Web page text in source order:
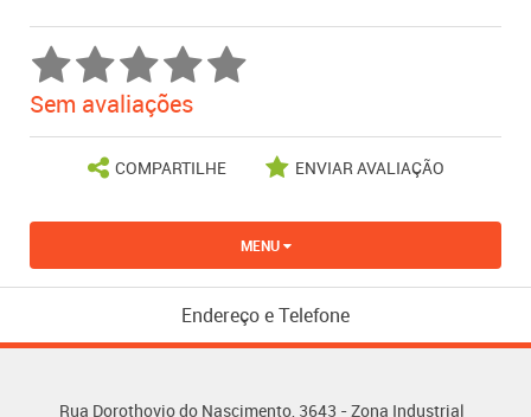
Sem avaliações
COMPARTILHE ENVIAR AVALIAÇÃO
MENU
Endereço e Telefone
Rua Dorothovio do Nascimento, 3643 - Zona Industrial